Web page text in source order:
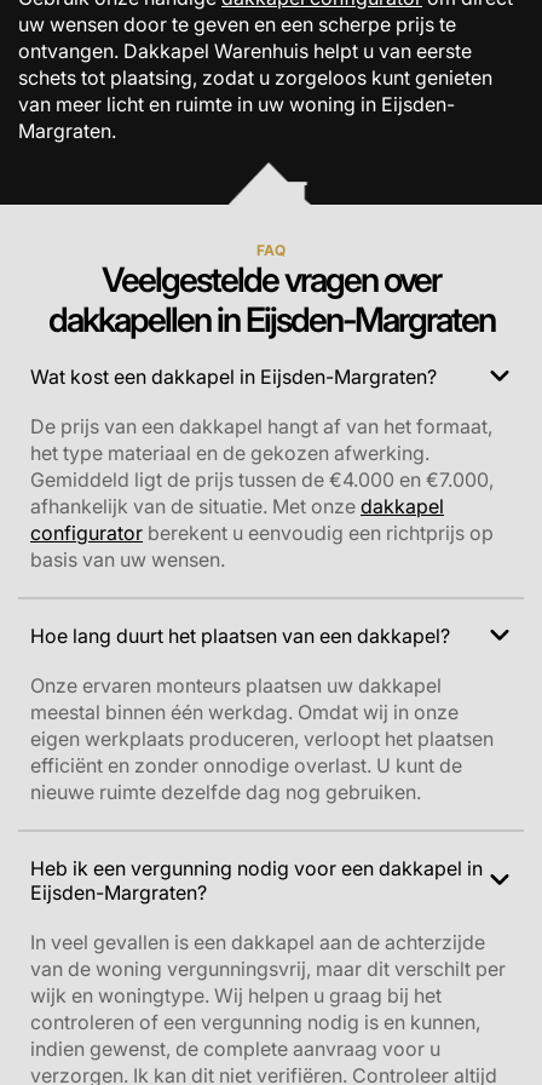
uw wensen door te geven en een scherpe prijs te
ontvangen. Dakkapel Warenhuis helpt u van eerste
schets tot plaatsing, zodat u zorgeloos kunt genieten
van meer licht en ruimte in uw woning in Eijsden-
Margraten.
FAQ
Veelgestelde vragen over
dakkapellen in Eijsden-Margraten
Wat kost een dakkapel in Eijsden-Margraten?
De prijs van een dakkapel hangt af van het formaat,
het type materiaal en de gekozen afwerking.
Gemiddeld ligt de prijs tussen de €4.000 en €7.000,
afhankelijk van de situatie. Met onze dakkapel
configurator berekent u eenvoudig een richtprijs op
basis van uw wensen.
Hoe lang duurt het plaatsen van een dakkapel?
Onze ervaren monteurs plaatsen uw dakkapel
meestal binnen één werkdag. Omdat wij in onze
eigen werkplaats produceren, verloopt het plaatsen
efficiënt en zonder onnodige overlast. U kunt de
nieuwe ruimte dezelfde dag nog gebruiken.
Heb ik een vergunning nodig voor een dakkapel in
Eijsden-Margraten?
In veel gevallen is een dakkapel aan de achterzijde
van de woning vergunningsvrij, maar dit verschilt per
wijk en woningtype. Wij helpen u graag bij het
controleren of een vergunning nodig is en kunnen,
indien gewenst, de complete aanvraag voor u
verzorgen. Ik kan dit niet verifiëren. Controleer altijd